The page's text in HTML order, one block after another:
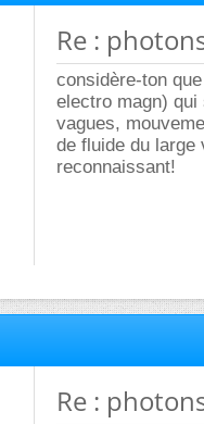
Re :
considère-ton
electro magn)
vagues,
de fluide du large
reconnaissant!
Re :